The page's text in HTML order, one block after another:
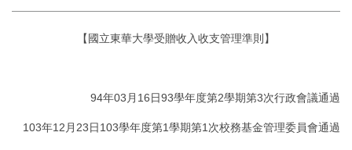
【國立東華大學受贈收入收支管理準則】
94年03月16日93學年度第2學期第3次行政會議通過
103年12月23日103學年度第1學期第1次校務基金管理委員會通過